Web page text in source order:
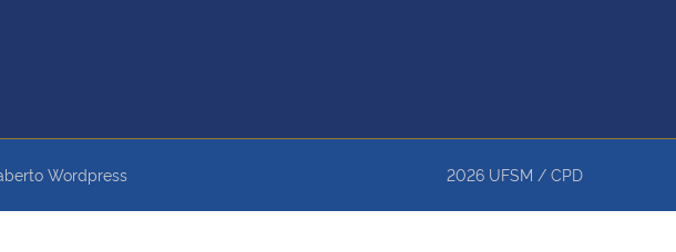
Wordpress 2026 UFSM / CPD